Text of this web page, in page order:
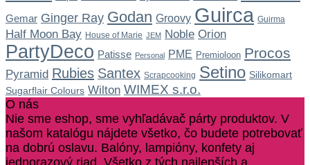
Gemar Ginger Ray Godan Groovy Guirca Guirma
Half Moon Bay House of Marie JEM Noble Orion
PartyDeco Patisse Personal PME Premioloon Procos
Pyramid Rubies Santex Scrapcooking Setino Silikomart
Sugarflair Colours Wilton WIMEX s.r.o.
O nás
Nie sme eshop, sme vyhľadávač párty produktov. V
našom katalógu nájdete všetko, čo budete potrebovať
na dobrú oslavu. Balóny, lampióny, konfety aj